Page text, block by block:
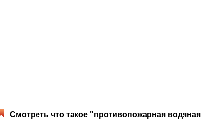
Смотреть что такое "противопожарная водяная